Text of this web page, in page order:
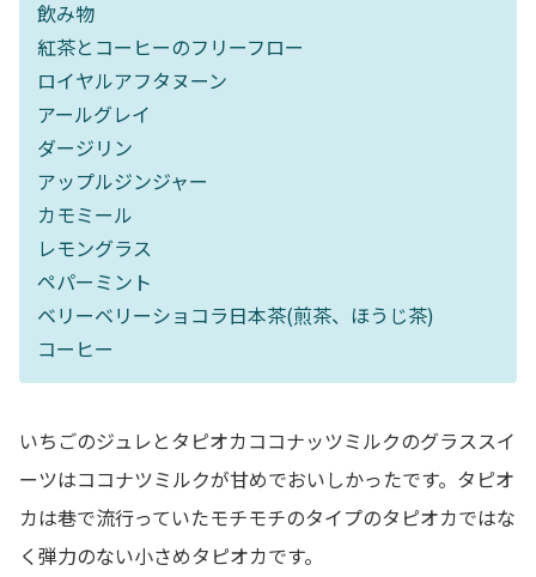
飲み物
紅茶とコーヒーのフリーフロー
ロイヤルアフタヌーン
アールグレイ
ダージリン
アップルジンジャー
カモミール
レモングラス
ペパーミント
ベリーベリーショコラ日本茶(煎茶、ほうじ茶)
コーヒー
いちごのジュレとタピオカココナッツミルクのグラススイ
ーツはココナツミルクが甘めでおいしかったです。タピオ
カは巷で流行っていたモチモチのタイプのタピオカではな
く弾力のない小さめタピオカです。